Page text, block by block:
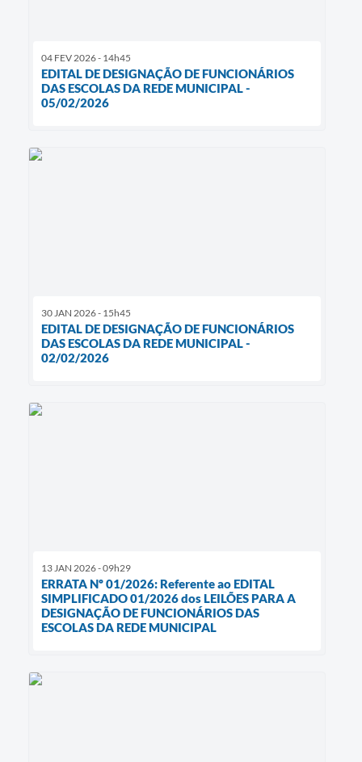
04 FEV 2026 - 14h45
EDITAL DE DESIGNAÇÃO DE FUNCIONÁRIOS
DAS ESCOLAS DA REDE MUNICIPAL -
05/02/2026
30 JAN 2026 - 15h45
EDITAL DE DESIGNAÇÃO DE FUNCIONÁRIOS
DAS ESCOLAS DA REDE MUNICIPAL -
02/02/2026
13 JAN 2026 - 09h29
ERRATA Nº 01/2026: Referente ao EDITAL
SIMPLIFICADO 01/2026 dos LEILÕES PARA A
DESIGNAÇÃO DE FUNCIONÁRIOS DAS
ESCOLAS DA REDE MUNICIPAL